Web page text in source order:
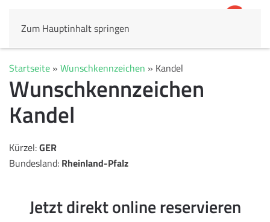
Zum Hauptinhalt springen
Startseite » Wunschkennzeichen » Kandel
Wunschkennzeichen
Kandel
Kürzel:GER
Bundesland: Rheinland-Pfalz
Jetzt direkt online reservieren